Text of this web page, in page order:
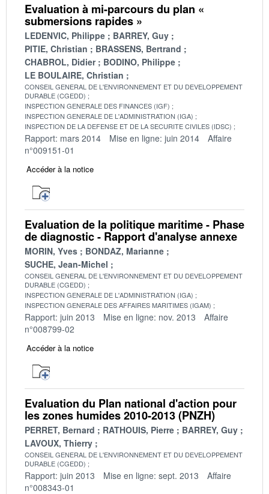
Evaluation à mi-parcours du plan «
submersions rapides »
LEDENVIC, Philippe
BARREY, Guy
PITIE, Christian
BRASSENS, Bertrand
CHABROL, Didier
BODINO, Philippe
LE BOULAIRE, Christian
CONSEIL GENERAL DE L'ENVIRONNEMENT ET DU DEVELOPPEMENT
DURABLE (CGEDD)
INSPECTION GENERALE DES FINANCES (IGF)
INSPECTION GENERALE DE L'ADMINISTRATION (IGA)
INSPECTION DE LA DEFENSE ET DE LA SECURITE CIVILES (IDSC)
Rapport: mars 2014 Mise en ligne: juin 2014
Affaire
n°009151-01
Accéder à la notice
Evaluation de la politique maritime - Phase
de diagnostic - Rapport d'analyse annexe
MORIN, Yves
BONDAZ, Marianne
SUCHE, Jean-Michel
CONSEIL GENERAL DE L'ENVIRONNEMENT ET DU DEVELOPPEMENT
DURABLE (CGEDD)
INSPECTION GENERALE DE L'ADMINISTRATION (IGA)
INSPECTION GENERALE DES AFFAIRES MARITIMES (IGAM)
Rapport: juin 2013 Mise en ligne: nov. 2013
Affaire
n°008799-02
Accéder à la notice
Evaluation du Plan national d'action pour
les zones humides 2010-2013 (PNZH)
PERRET, Bernard RATHOUIS, Pierre
BARREY, Guy
LAVOUX, Thierry
CONSEIL GENERAL DE L'ENVIRONNEMENT ET DU DEVELOPPEMENT
DURABLE (CGEDD)
Rapport: juin 2013 Mise en ligne: sept. 2013
Affaire
n°008343-01